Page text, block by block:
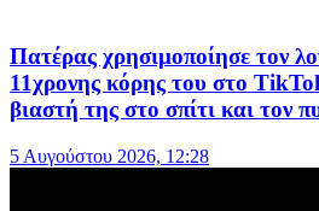
Πατέρας χρησιμοποίησε τον
11χρονης κόρης του στο
βιαστή της στο σπίτι και τον
5 Αυγούστου 2026, 12:28